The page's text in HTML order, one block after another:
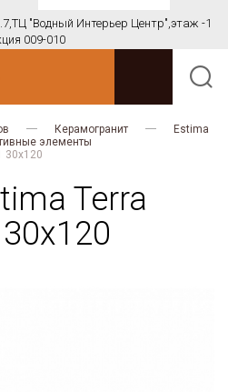
ТЦ "Водный Интерьер Центр",этаж -1
009-010
Керамогранит
Estima
элементы
30x120
Terra